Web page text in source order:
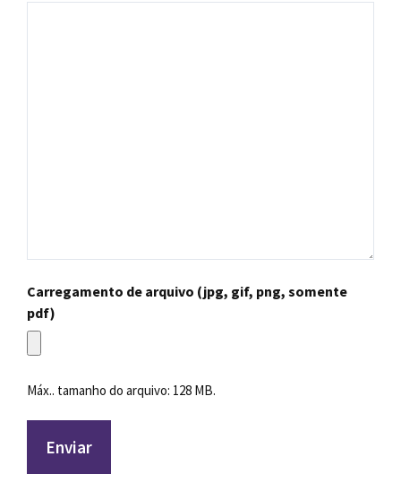
Carregamento de arquivo (jpg, gif, png, somente
pdf)
Máx.. tamanho do arquivo: 128 MB.